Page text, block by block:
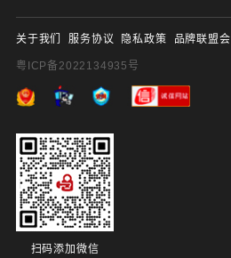
关于我们 服务协议 隐私政策 品牌联盟会
粤ICP备2022134935号
扫码添加微信